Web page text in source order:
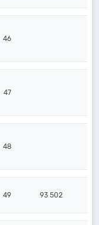
46
47
48
49 93 502